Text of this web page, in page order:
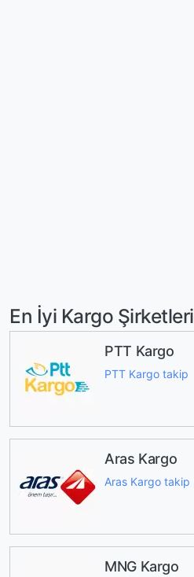
En İyi Kargo Şirketleri
PTT Kargo
PTT Kargo takip
Aras Kargo
Aras Kargo takip
MNG Kargo